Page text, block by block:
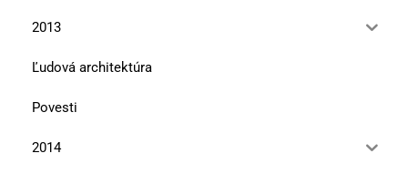
2013
Ľudová architektúra
Povesti
2014